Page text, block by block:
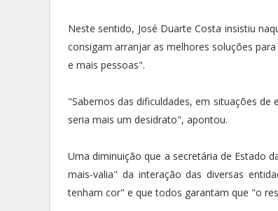
Neste sentido, José Duarte Costa insistiu
consigam arranjar as melhores soluções
e mais pessoas".
"Sabemos das dificuldades, em situações
seria mais um desidrato", apontou.
Uma diminuição que a secretária de Estado
mais-valia" da interação das diversas
tenham cor" e que todos garantam que "o